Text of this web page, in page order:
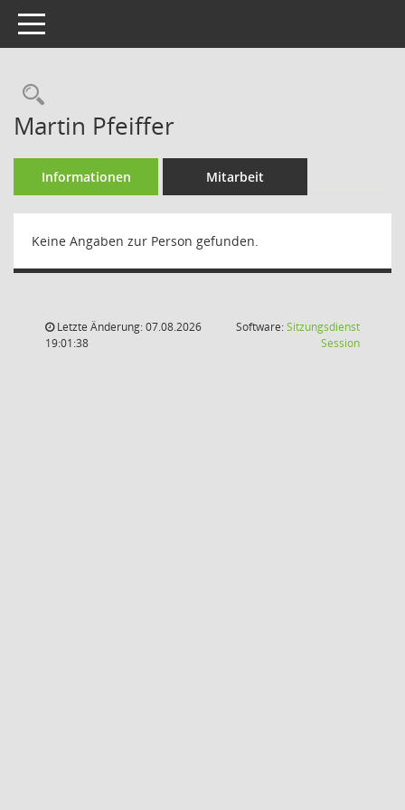
Toggle navigation
Rechercheauswahl
Martin Pfeiffer
Informationen Mitarbeit
Keine Angaben zur Person gefunden.
Letzte Änderung: 07.08.2026
19:01:38
Software:Sitzungsdienst
Session(Wird in